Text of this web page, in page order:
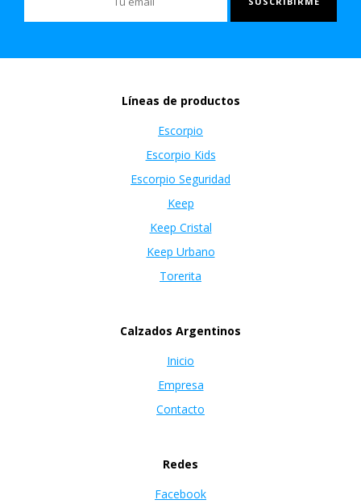
Líneas de productos
Escorpio
Escorpio Kids
Escorpio Seguridad
Keep
Keep Cristal
Keep Urbano
Torerita
Calzados Argentinos
Inicio
Empresa
Contacto
Redes
Facebook